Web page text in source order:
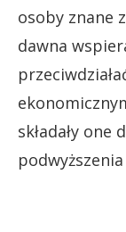
osoby znane
dawna
składały one